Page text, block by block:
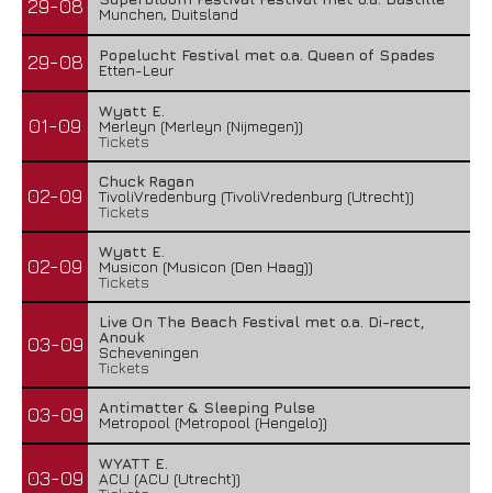
29-08
Munchen, Duitsland
29-08
Popelucht Festival met o.a. Queen of Spades
Etten-Leur
01-09
Wyatt E.
Merleyn (Merleyn (Nijmegen))
Tickets
02-09
Chuck Ragan
TivoliVredenburg (TivoliVredenburg (Utrecht))
Tickets
02-09
Wyatt E.
Musicon (Musicon (Den Haag))
Tickets
03-09
Live On The Beach Festival met o.a. Di-rect,
Anouk
Scheveningen
Tickets
03-09
Antimatter & Sleeping Pulse
Metropool (Metropool (Hengelo))
03-09
WYATT E.
ACU (ACU (Utrecht))